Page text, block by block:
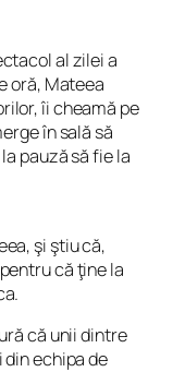
al zilei a
oră, Mateea
îi cheamă pe
în sală să
pauză să fie la
şi ştiu că,
că ţine la
că unii dintre
din echipa de